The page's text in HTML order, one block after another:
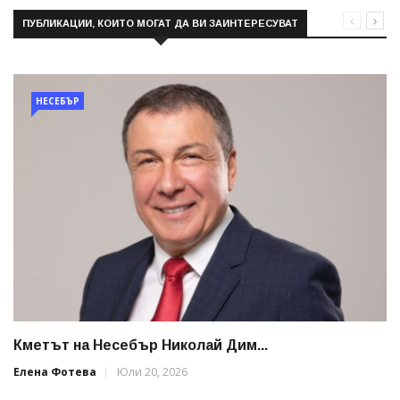
ПУБЛИКАЦИИ, КОИТО МОГАТ ДА ВИ ЗАИНТЕРЕСУВАТ
НЕСЕБЪР
Кметът на Несебър Николай Дим...
Елена Фотева
Юли 20, 2026